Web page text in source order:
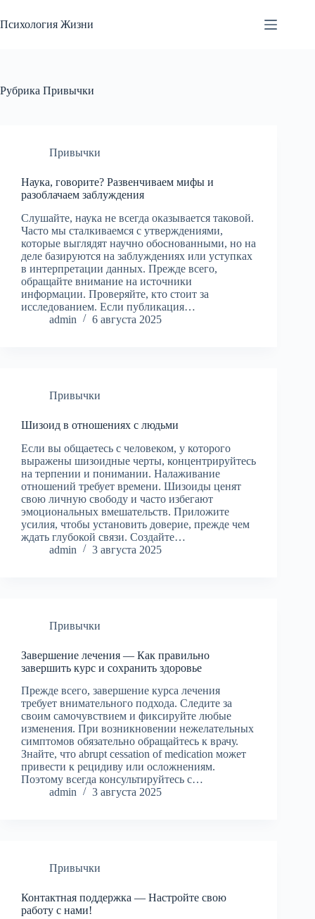
к
сути
Психология Жизни
Рубрика Привычки
Привычки
Наука, говорите? Развенчиваем мифы и
разоблачаем заблуждения
Слушайте, наука не всегда оказывается таковой.
Часто мы сталкиваемся с утверждениями,
которые выглядят научно обоснованными, но на
деле базируются на заблуждениях или уступках
в интерпретации данных. Прежде всего,
обращайте внимание на источники
информации. Проверяйте, кто стоит за
исследованием. Если публикация…
admin
6 августа 2025
Привычки
Шизоид в отношениях с людьми
Если вы общаетесь с человеком, у которого
выражены шизоидные черты, концентрируйтесь
на терпении и понимании. Налаживание
отношений требует времени. Шизоиды ценят
свою личную свободу и часто избегают
эмоциональных вмешательств. Приложите
усилия, чтобы установить доверие, прежде чем
ждать глубокой связи. Создайте…
admin
3 августа 2025
Привычки
Завершение лечения — Как правильно
завершить курс и сохранить здоровье
Прежде всего, завершение курса лечения
требует внимательного подхода. Следите за
своим самочувствием и фиксируйте любые
изменения. При возникновении нежелательных
симптомов обязательно обращайтесь к врачу.
Знайте, что abrupt cessation of medication может
привести к рецидиву или осложнениям.
Поэтому всегда консультируйтесь с…
admin
3 августа 2025
Привычки
Контактная поддержка — Настройте свою
работу с нами!